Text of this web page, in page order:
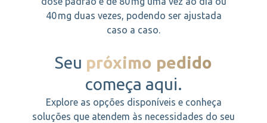
40 mg duas vezes, podendo ser ajustada
caso a caso.
Seu próximo pedido
começa aqui.
Explore as opções disponíveis e conheça
soluções que atendem às necessidades do seu